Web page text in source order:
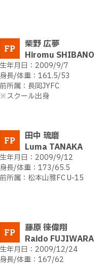
柴野 広夢
Hiromu SHIBANO
FP
2009/9/7
161.5/53
長岡JYFC
※スクール出身
田中 琉磨
Luma TANAKA
FP
2009/9/12
173/65.5
松本山雅FC U-15
藤原 徠偉翔
Raido FUJIWARA
FP
2009/12/24
167/62